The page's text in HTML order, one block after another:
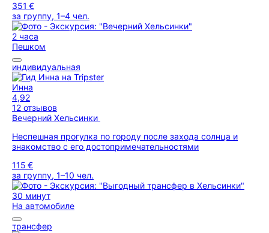
351 €
за группу, 1–4 чел.
2 часа
Пешком
индивидуальная
Инна
4,92
12 отзывов
Вечерний Хельсинки
Неспешная прогулка по городу после захода солнца и
знакомство с его достопримечательностями
115 €
за группу, 1–10 чел.
30 минут
На автомобиле
трансфер